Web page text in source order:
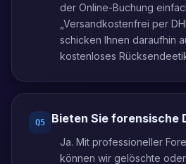
der Online-Buchung
„Versandkostenfrei per
schicken Ihnen daraufhin
kostenloses
Q5 Bieten Sie forensische
Ja. Mit professioneller
können wir gelöschte